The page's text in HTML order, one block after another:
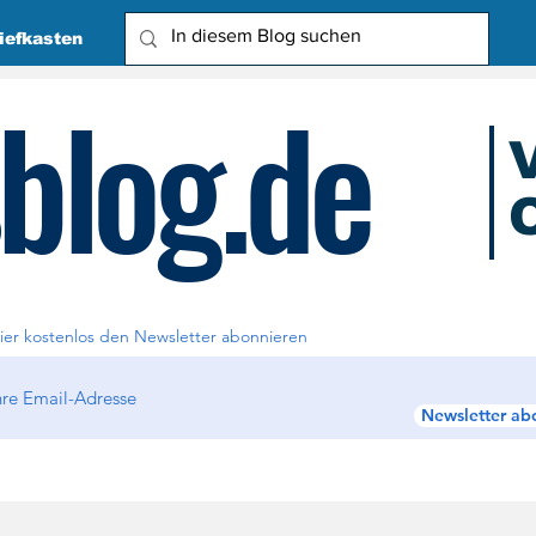
kostenlos den Newsletter abonnieren
Newsletter